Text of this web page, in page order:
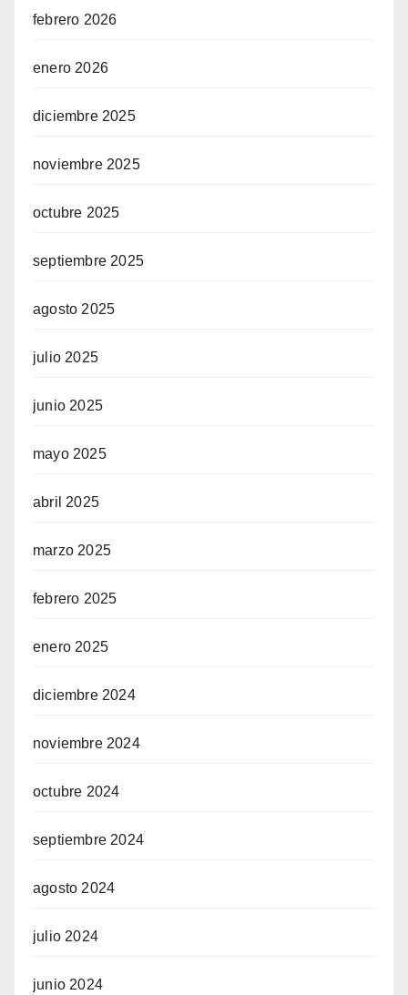
febrero 2026
enero 2026
diciembre 2025
noviembre 2025
octubre 2025
septiembre 2025
agosto 2025
julio 2025
junio 2025
mayo 2025
abril 2025
marzo 2025
febrero 2025
enero 2025
diciembre 2024
noviembre 2024
octubre 2024
septiembre 2024
agosto 2024
julio 2024
junio 2024